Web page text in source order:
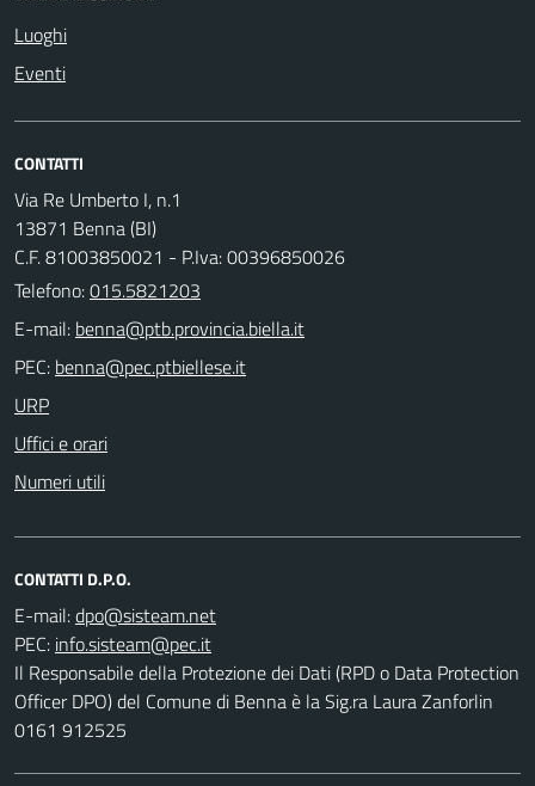
Luoghi
Eventi
CONTATTI
Via Re Umberto I, n.1
13871 Benna (BI)
C.F. 81003850021 - P.Iva: 00396850026
Telefono:015.5821203
E-mail:
PEC:
URP
Uffici e orari
Numeri utili
CONTATTI D.P.O.
E-mail:
PEC:
Il Responsabile della Protezione dei Dati (RPD o Data Protection
Officer DPO) del Comune di Benna è la Sig.ra Laura Zanforlin
0161 912525